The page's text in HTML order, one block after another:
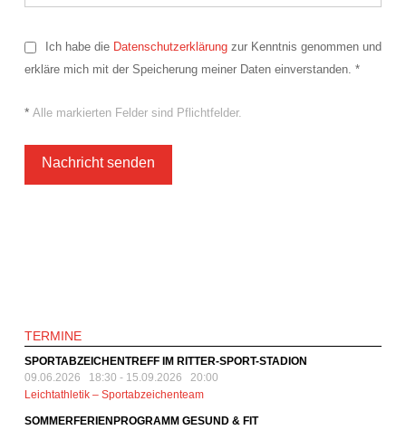
Ich habe die Datenschutzerklärungzur Kenntnis genommen und
erkläre mich mit der Speicherung meiner Daten einverstanden. *
* Alle markierten Felder sind Pflichtfelder.
TERMINE
SPORTABZEICHENTREFF IM RITTER-SPORT-STADION
09.06.2026 18:30 - 15.09.2026 20:00
Leichtathletik – Sportabzeichenteam
SOMMERFERIENPROGRAMM GESUND & FIT